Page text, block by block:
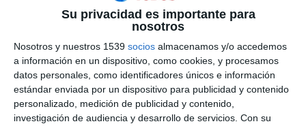
Su privacidad es importante para
nosotros
Nosotros y nuestros 1539 socios almacenamos y/o accedemos
a información en un dispositivo, como cookies, y procesamos
datos personales, como identificadores únicos e información
estándar enviada por un dispositivo para publicidad y contenido
personalizado, medición de publicidad y contenido,
investigación de audiencia y desarrollo de servicios. Con su
Recuérdame
¿Has perdido tu contraseña?